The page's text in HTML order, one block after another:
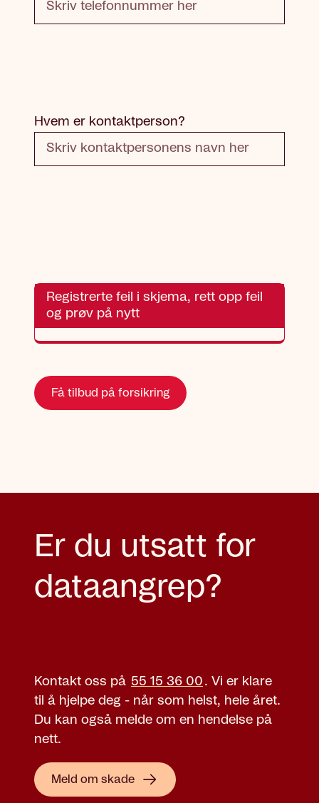
Hvem er kontaktperson?
Registrerte feil i skjema, rett opp feil
og prøv på nytt
Få tilbud på forsikring
Er du utsatt for
dataangrep?
Kontakt oss på 55 15 36 00 . Vi er klare
til å hjelpe deg - når som helst, hele året.
Du kan også melde om en hendelse på
nett.
Meld om skade